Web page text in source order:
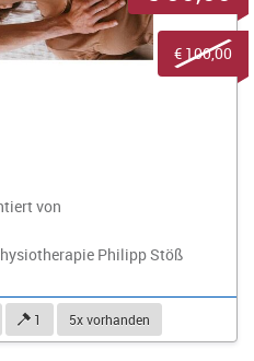
von
Philipp Stöß
1 5x vorhanden
€ 100,00